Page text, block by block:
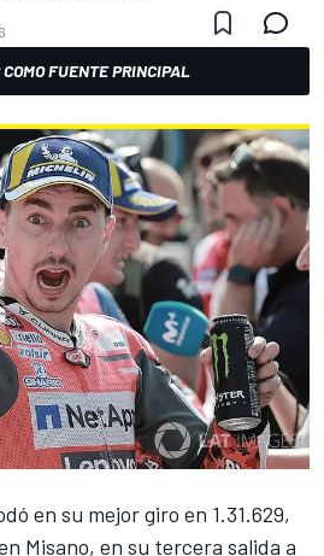
FUENTE PRINCIPAL
en su mejor giro en 1.31.629,
Misano, en su tercera salida a